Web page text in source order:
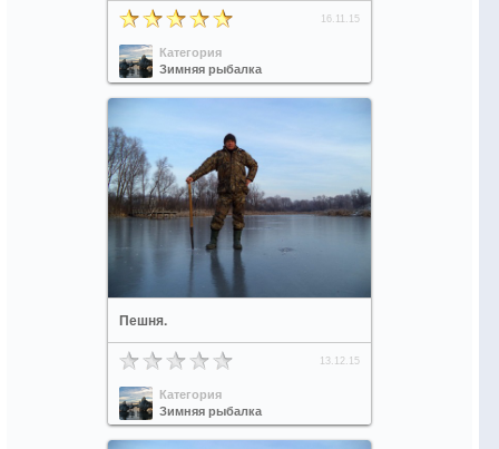
16.11.15
Категория
Зимняя рыбалка
Пешня.
13.12.15
Категория
Зимняя рыбалка